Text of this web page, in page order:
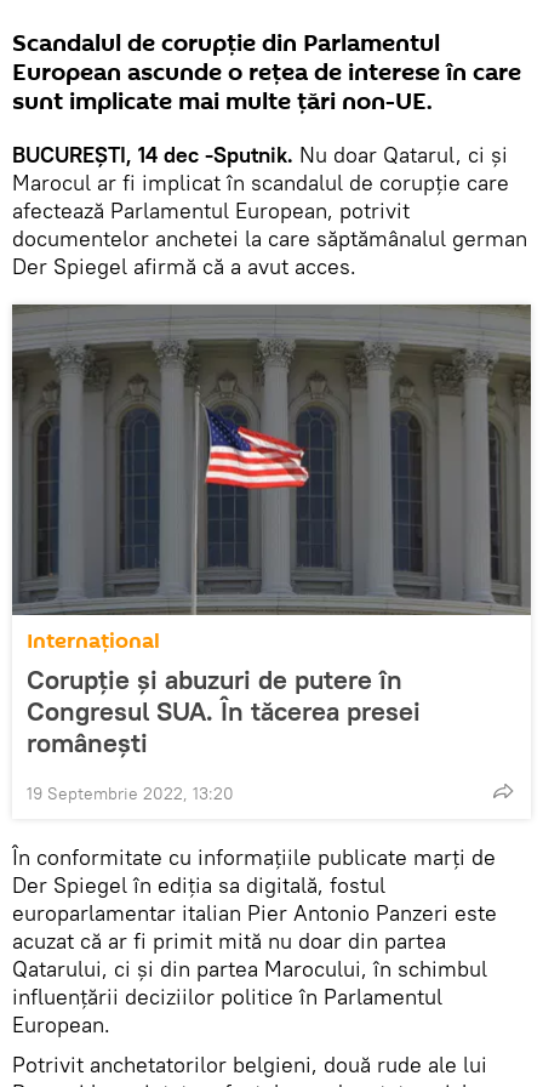
Scandalul de corupție din Parlamentul
European ascunde o rețea de interese în care
sunt implicate mai multe țări non-UE.
BUCUREȘTI, 14 dec -Sputnik. Nu doar Qatarul, ci şi
Marocul ar fi implicat în scandalul de corupţie care
afectează Parlamentul European, potrivit
documentelor anchetei la care săptămânalul german
Der Spiegel afirmă că a avut acces.
Internaţional
Corupție și abuzuri de putere în
Congresul SUA. În tăcerea presei
românești
19 Septembrie 2022, 13:20
În conformitate cu informaţiile publicate marţi de
Der Spiegel în ediţia sa digitală, fostul
europarlamentar italian Pier Antonio Panzeri este
acuzat că ar fi primit mită nu doar din partea
Qatarului, ci și din partea Marocului, în schimbul
influenţării deciziilor politice în Parlamentul
European.
Potrivit anchetatorilor belgieni, două rude ale lui